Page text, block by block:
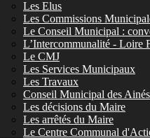
Les Elus
Les Commissions
Le Conseil Municipal :
L’Intercommunalité - Loire
Le CMJ
Les Services Municipaux
Les Travaux
Conseil Municipal des Ainés
Les décisions du Maire
Les arrêtés du Maire
Le Centre Communal